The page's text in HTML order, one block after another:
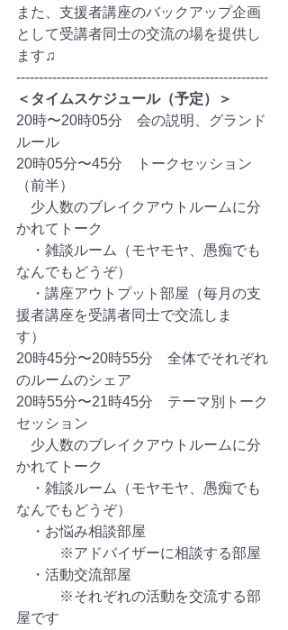
また、支援者講座のバックアップ企画
として受講者同士の交流の場を提供し
ます♫
--------------------------------------------------------
＜タイムスケジュール（予定）＞
20時〜20時05分　会の説明、グランド
ルール
20時05分〜45分　トークセッション
（前半）
少人数のブレイクアウトルームに分
かれてトーク
・雑談ルーム（モヤモヤ、愚痴でも
なんでもどうぞ）
・講座アウトプット部屋（毎月の支
援者講座を受講者同士で交流しま
す）
20時45分〜20時55分　全体でそれぞれ
のルームのシェア
20時55分〜21時45分　テーマ別トーク
セッション
少人数のブレイクアウトルームに分
かれてトーク
・雑談ルーム（モヤモヤ、愚痴でも
なんでもどうぞ）
・お悩み相談部屋
※アドバイザーに相談する部屋
・活動交流部屋
※それぞれの活動を交流する部
屋です